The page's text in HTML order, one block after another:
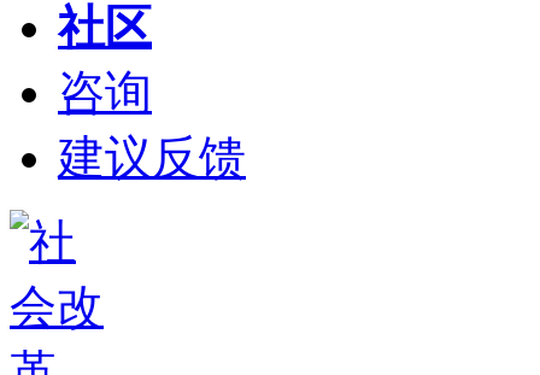
社区
咨询
建议反馈